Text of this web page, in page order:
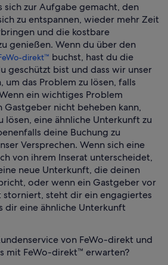
sich zur Aufgabe gemacht, den
zu entspannen, wieder mehr Zeit
und die kostbare
genießen. Wenn du über den
direkt™ buchst, hast du die
geschützt bist und dass wir unser
um das Problem zu lösen, falls
ein wichtiges Problem
Gastgeber nicht beheben kann,
lösen, eine ähnliche Unterkunft zu
deine Buchung zu
Versprechen. Wenn sich eine
von ihrem Inserat unterscheidet,
neue Unterkunft, die deinen
oder wenn ein Gastgeber vor
steht dir ein engagiertes
dir eine ähnliche Unterkunft
von FeWo-direkt und
mit FeWo-direkt™ erwarten?